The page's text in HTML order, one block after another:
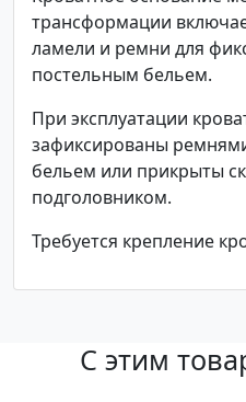
трансформации
ламели и ремни для
постельным бельем.
При эксплуатации
зафиксированы
бельем или прикрыты
подголовником.
Требуется крепление
С этим